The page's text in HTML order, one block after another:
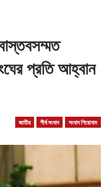
প্রতি আহ্বান
জাতীয় শীর্ষ সংবাদ সংবাদ শিরোনাম